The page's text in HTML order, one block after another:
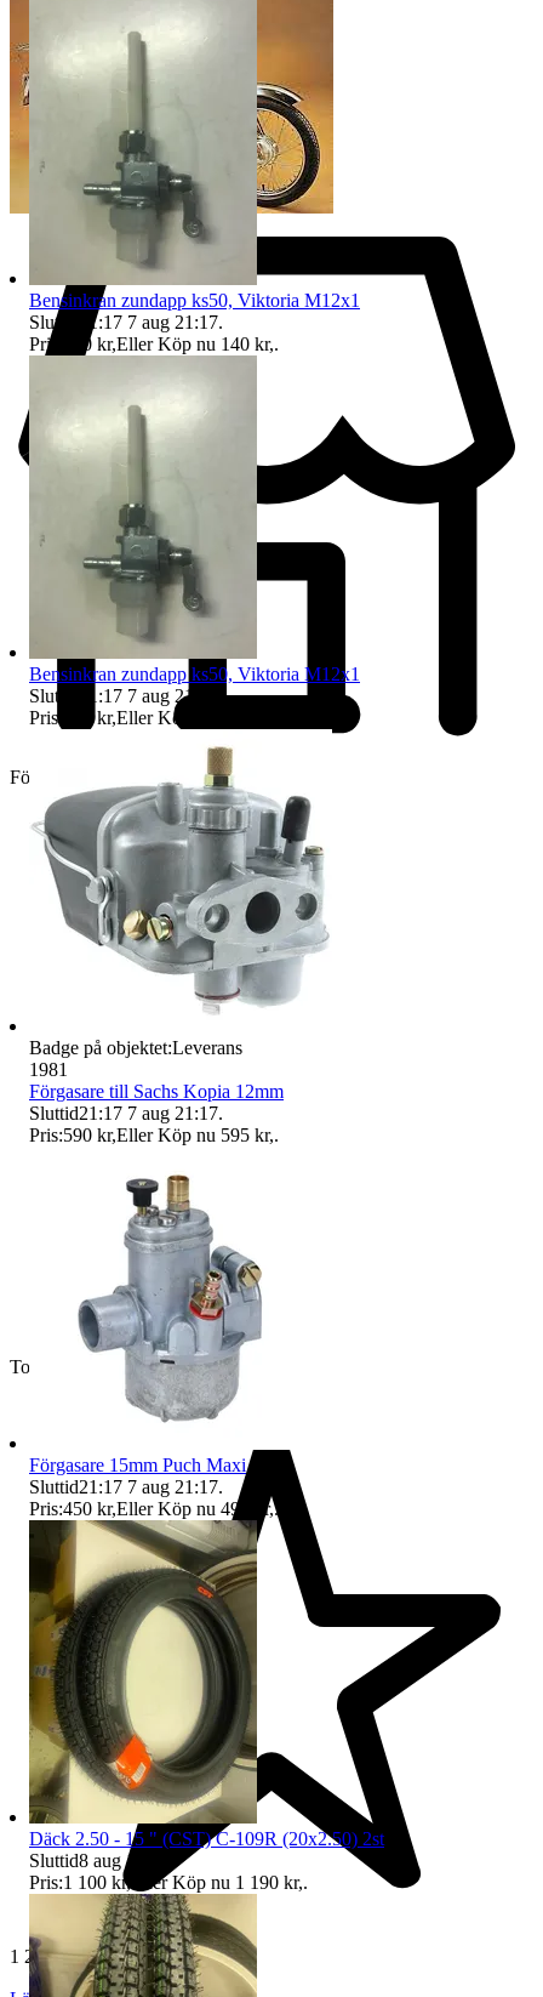
Företag
Toppsäljare
1 218 omdömen
Bensinkran zundapp ks50, Viktoria M12x1
Sluttid
21:17 7 aug 21:17.
Pris:
120 kr,Eller Köp nu 140 kr,.
Bensinkran zundapp ks50, Viktoria M12x1
Sluttid
21:17 7 aug 21:17
Pris:
120 kr,Eller Köp nu
Badge på objektet:Leverans
1981
Förgasare till Sachs Kopia 12mm
Sluttid21:17 7 aug 21:17.
Pris:590 kr,Eller Köp nu 595 kr,.
Förgasare 15mm Puch Maxi
Sluttid21:17 7 aug 21:17.
Pris:450 kr,Eller Köp nu 495 kr,.
Däck 2.50 - 15 " (CST) C-109R (20x2.50) 2st
Sluttid8 aug 11:27
Pris:1 100 kr, Eller Köp nu 1 190 kr,.